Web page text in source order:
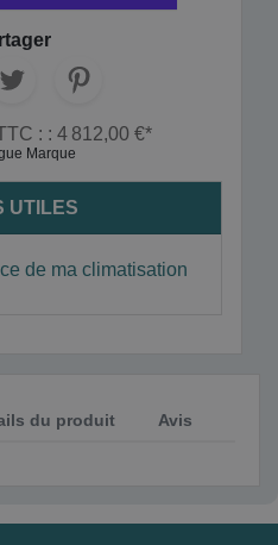
: : 4 812,00 €*
Marque
UTILES
de ma climatisation
du produit Avis